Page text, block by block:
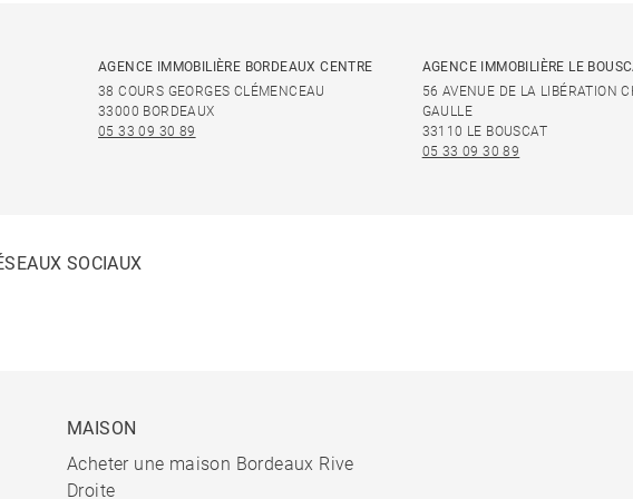
AGENCE IMMOBILIÈRE BORDEAUX CENTRE
38 COURS GEORGES CLÉMENCEAU
33000 BORDEAUX
05 33 09 30 89
AGENCE IMMOBILIÈRE LE
56 AVENUE DE LA LIBÉRATION
GAULLE
33110 LE BOUSCAT
05 33 09 30 89
SOCIAUX
MAISON
Acheter une maison Bordeaux Rive
Droite